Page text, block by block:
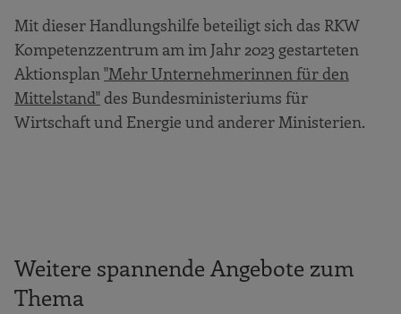
Mit dieser Handlungshilfe beteiligt sich das RKW
Kompetenzzentrum am im Jahr 2023 gestarteten
Aktionsplan "Mehr Unternehmerinnen für den
Mittelstand" des Bundesministeriums für
Wirtschaft und Energie und anderer Ministerien.
Weitere spannende Angebote zum
Thema